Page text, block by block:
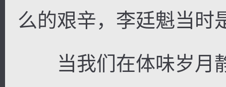
么的艰辛，李廷魁当时
当我们在体味岁月